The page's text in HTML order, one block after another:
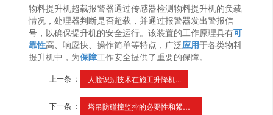
物料提升机超载报警器通过传感器检测物料提升机的负载
情况，处理器判断是否超载，并通过报警器发出警报信
号，以确保提升机的安全运行。该装置的工作原理具有可
靠性高、响应快、操作简单等特点，广泛 应用于各类物料
提升机中，为保障工作安全提供了重要的保障。
上一条 ： 人脸识别技术在施工升降机...
下一条 ： 塔吊防碰撞监控的必要性和紧急性